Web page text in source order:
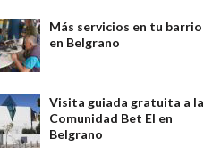
Más servicios en tu barrio
en Belgrano
Visita guiada gratuita a la
Comunidad Bet El en
Belgrano